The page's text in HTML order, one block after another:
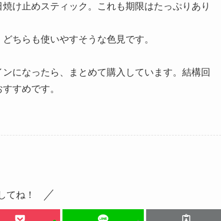
け止めスティック。これも期限はたっぷりあり
ちらも使いやすそうな色見です。
になったら、まとめて購入しています。結構回
すめです。
てね！